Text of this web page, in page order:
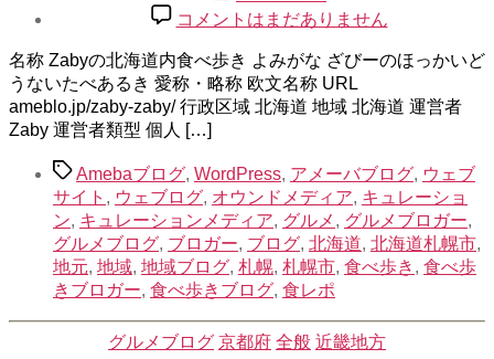
稿
Zaby
の
北
海
道
内
べ
歩
き
へ
の
コメントはまだありません
名称 Zabyの北海道内食べ歩き よみがな ざびーのほっかいど
うないたべあるき 愛称・略称 欧文名称 URL
ameblo.jp/zaby-zaby/ 行政区域 北海道 地域 北海道 運営者
Zaby 運営者類型 個人 […]
タ
グ
Amebaブログ, WordPress, アメーバブログ, ウェブ
サイト , ウェブログ, オウンドメディア, キュレーショ
ン, キュレーションメディア, グルメ , グルメブロガー,
グルメブログ, ブロガー, ブログ, 北海道, 北海道札幌市,
地元, 地域, 地域ブログ, 札幌, 札幌市, 食べ歩き , 食べ歩
きブロガー, 食べ歩きブログ, 食レポ
カ
グルメブログ 京都府 全般 近畿地方